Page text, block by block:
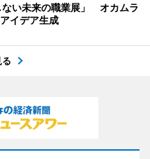
ない未来の職業展」 オカムラ
イデア生成
る